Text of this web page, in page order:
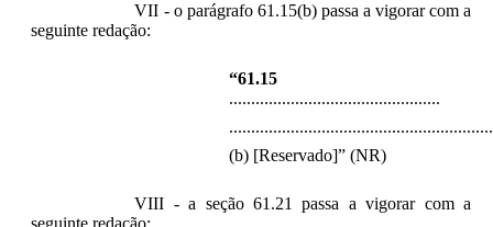
VII - o parágrafo 61.15(b) passa a vigorar com a
seguinte redação:
“61.15
................................................
............................................................
(b) [Reservado]” (NR)
VIII - a seção 61.21 passa a vigorar com a